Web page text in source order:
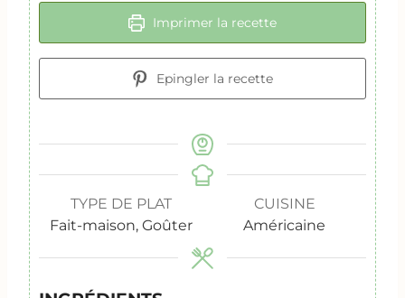
Imprimer la recette
Epingler la recette
TYPE DE PLAT
Fait-maison, Goûter
CUISINE
Américaine